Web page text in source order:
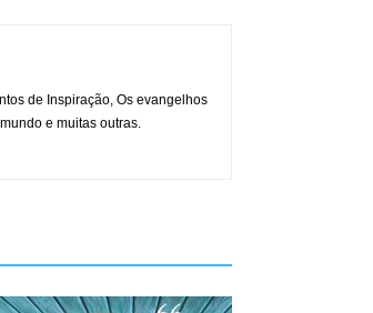
de Inspiração, Os evangelhos
e muitas outras.